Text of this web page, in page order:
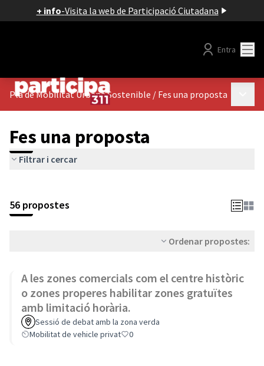
+ info-Visita la web de Participació Ciutadana
Entra
Pla de Mobilitat Urbana Sostenible / Fes una proposta
Fes una proposta
Filtrar i cercar
56 propostes
Ordenar propostes:
A les zones comercials com el centre històric
o zones properes habilitar zones gratuïtes
amb limitació horària.
Sessió de debat amb la zona verda
Mobilitat de vehicle privat
0